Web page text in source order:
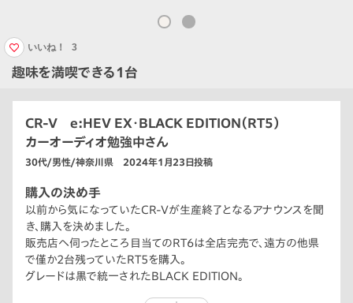
趣味を満喫できる1台
いいね！ 3
CR-V e:HEV EX・BLACK EDITION（RT5）
カーオーディオ勉強中さん
30代/男性/神奈川県 2024年1月23日投稿
購入の決め手
以前から気になっていたCR-Vが生産終了となるアナウンスを聞
き、購入を決めました。
販売店へ伺ったところ目当てのRT6は全店完売で、遠方の他県
で僅か2台残っていたRT5を購入。
グレードは黒で統一されたBLACK EDITION。